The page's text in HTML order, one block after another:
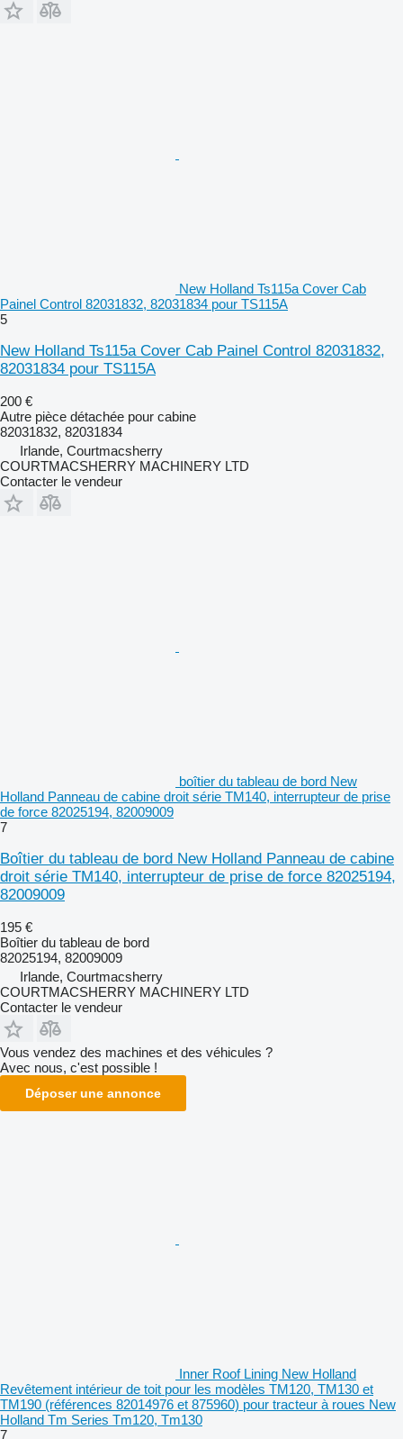
New Holland Ts115a Cover Cab
Painel Control 82031832, 82031834 pour TS115A
5
New Holland Ts115a Cover Cab Painel Control 82031832,
82031834 pour TS115A
200 €
Autre pièce détachée pour cabine
82031832, 82031834
Irlande, Courtmacsherry
COURTMACSHERRY MACHINERY LTD
Contacter le vendeur
boîtier du tableau de bord New
Holland Panneau de cabine droit série TM140, interrupteur de prise
de force 82025194, 82009009
7
Boîtier du tableau de bord New Holland Panneau de cabine
droit série TM140, interrupteur de prise de force 82025194,
82009009
195 €
Boîtier du tableau de bord
82025194, 82009009
Irlande, Courtmacsherry
COURTMACSHERRY MACHINERY LTD
Contacter le vendeur
Vous vendez des machines et des véhicules ?
Avec nous, c'est possible !
Déposer une annonce
Inner Roof Lining New Holland
Revêtement intérieur de toit pour les modèles TM120, TM130 et
TM190 (références 82014976 et 875960) pour tracteur à roues New
Holland Tm Series Tm120, Tm130
7